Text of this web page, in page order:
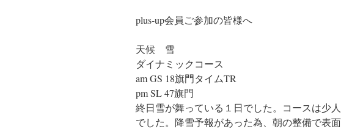
へ
プ
plus-up会員ご参加の皆様へ
天候 雪
ダイナミックコース
am GS 18旗門タイムTR
pm SL 47旗門
終日雪が舞っている１日でした。コースは少
でした。降雪予報があった為、朝の整備で表